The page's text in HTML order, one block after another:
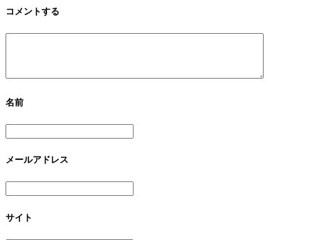
コメントする
名前
メールアドレス
サイト